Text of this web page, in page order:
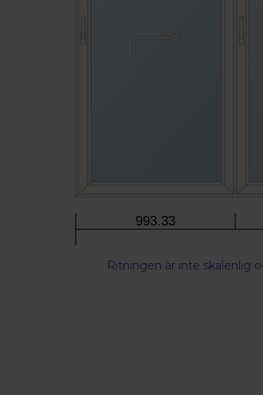
993.33
Ritningen är inte skalenlig